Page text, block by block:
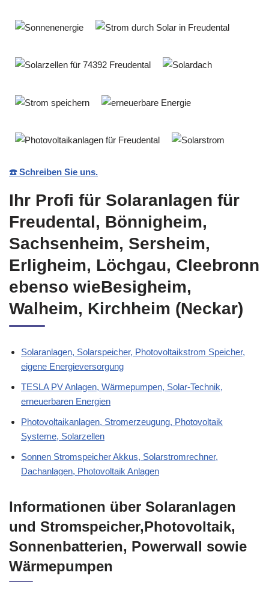
☎️ Schreiben Sie uns.
Ihr Profi für Solaranlagen für
Freudental, Bönnigheim,
Sachsenheim, Sersheim,
Erligheim, Löchgau, Cleebronn
ebenso wieBesigheim,
Walheim, Kirchheim (Neckar)
Solaranlagen, Solarspeicher, Photovoltaikstrom Speicher,
eigene Energieversorgung
TESLA PV Anlagen, Wärmepumpen, Solar-Technik,
erneuerbaren Energien
Photovoltaikanlagen, Stromerzeugung, Photovoltaik
Systeme, Solarzellen
Sonnen Stromspeicher Akkus, Solarstromrechner,
Dachanlagen, Photovoltaik Anlagen
Informationen über Solaranlagen
und Stromspeicher,Photovoltaik,
Sonnenbatterien, Powerwall sowie
Wärmepumpen